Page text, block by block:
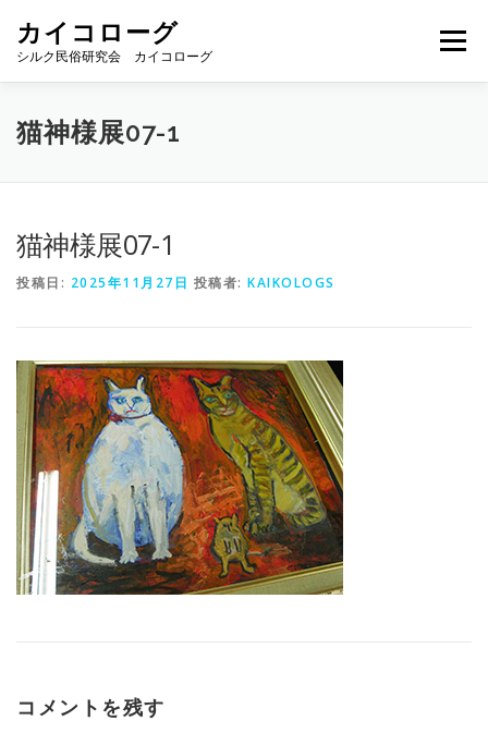
カイコローグ
シルク民俗研究会 カイコローグ
メニュー
カイコローグの歩み
猫神様展07-1
猫神様展07-1
投稿日: 2025年11月27日 投稿者: KAIKOLOGS
コメントを残す